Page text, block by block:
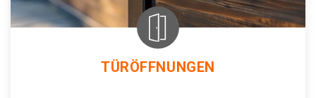
TÜRÖFFNUNGEN